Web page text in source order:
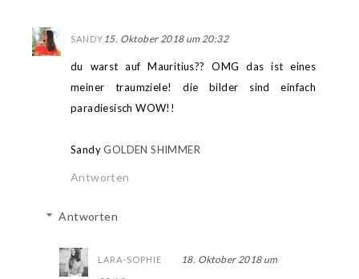
SANDY15. Oktober 2018 um 20:32
du warst auf Mauritius?? OMG das ist eines
meiner traumziele! die bilder sind einfach
paradiesisch WOW!!
SandyGOLDEN SHIMMER
Antworten
Antworten
LARA-SOPHIE
18. Oktober 2018 um